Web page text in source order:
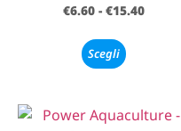
€6.60 - €15.40
Scegli